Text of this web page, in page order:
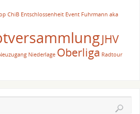
ChiB Entschlossenheit Event Fuhrmann aka
JHV
Niederlage Oberliga Radtour